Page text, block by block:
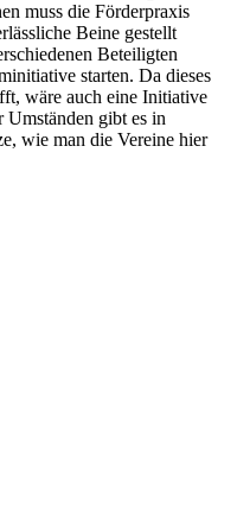
muss die Förderpraxis
Beine gestellt
Beteiligten
starten. Da dieses
wäre auch eine Initiative
Umständen gibt es in
wie man die Vereine hier